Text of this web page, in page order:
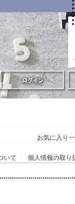
お気に入り
いて 個人情報の取り